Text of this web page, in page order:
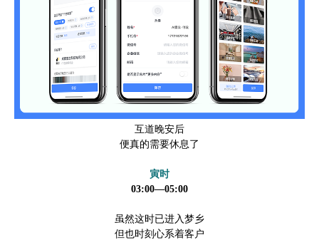
互道晚安后
便真的需要休息了
寅时
03:00—05:00
虽然这时已进入梦乡
但也时刻心系着客户